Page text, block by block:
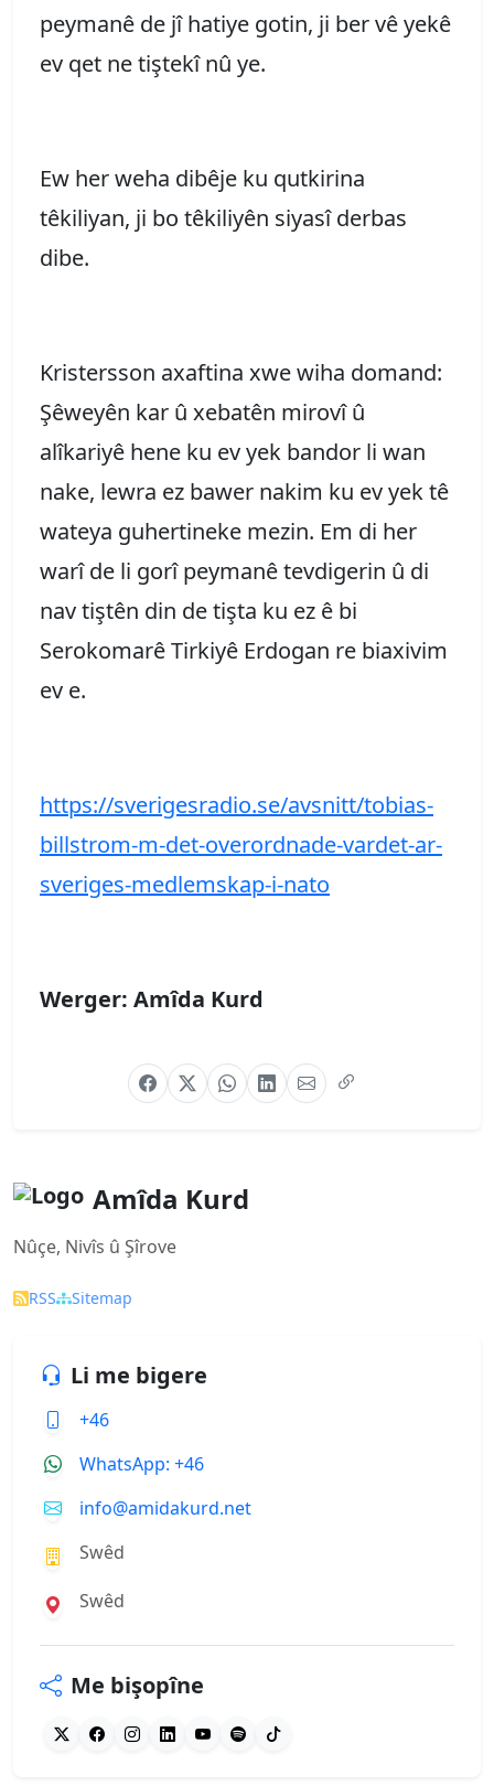
peymanê de jî hatiye gotin, ji ber vê yekê
ev qet ne tiştekî nû ye.
Ew her weha dibêje ku qutkirina
têkiliyan, ji bo têkiliyên siyasî derbas
dibe.
Kristersson axaftina xwe wiha domand:
Şêweyên kar û xebatên mirovî û
alîkariyê hene ku ev yek bandor li wan
nake, lewra ez bawer nakim ku ev yek tê
wateya guhertineke mezin. Em di her
warî de li gorî peymanê tevdigerin û di
nav tiştên din de tişta ku ez ê bi
Serokomarê Tirkiyê Erdogan re biaxivim
ev e.
https://sverigesradio.se/avsnitt/tobias-
billstrom-m-det-overordnade-vardet-ar-
sveriges-medlemskap-i-nato
Werger: Amîda Kurd
Amîda Kurd
Nûçe, Nivîs û Şîrove
RSS Sitemap
Li me bigere
+46
WhatsApp: +46
info@amidakurd.net
Swêd
Swêd
Me bişopîne